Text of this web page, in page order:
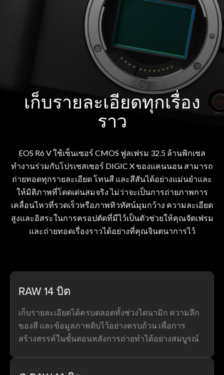
เก็บรายละเอียดทุกเรื่อง
ราว
EOS R6 V ใช้เซ็นเซอร์ CMOS ฟูลเฟรม 32.5 ล้านพิกเซล
ทำงานร่วมกับโปรเซสเซอร์ DIGIC X ของแคนนอน สามารถ
ถ่ายทอดทุกรายละเอียด โทนสี และสีสันได้อย่างแม่นยำและ
ให้มิติภาพที่โดดเด่นสมจริง ไม่ว่าจะเป็นการถ่ายภาพการ
เคลื่อนไหวที่รวดเร็วหรือภาพทิวทัศน์มุมกว้าง ความละเอียด
สูงและอิสระในการครอปตัดที่มีไว้เป็นตัวช่วยให้คุณจัดเฟรม
และถ่ายทอดเรื่องราวได้อย่างที่คุณจินตนาการไว้
RAW 14 บิต
เก็บรายละเอียดได้ครบตลอดทั้งช่วงไดนามิก ความลึก
ของสี และข้อมูลภาพดิบไว้อย่างครบถ้วน เพื่อการ
สร้างสรรค์ในขั้นตอนหลังการถ่ายทำได้อย่างสมบูรณ์